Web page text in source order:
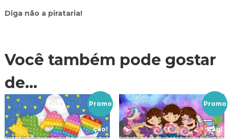
Diga não a pirataria!
Você também pode gostar
de…
Promo
ção!
Promo
ção!